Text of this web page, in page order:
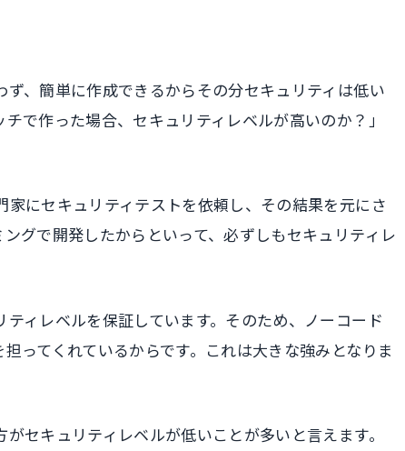
、簡単に作成できるからその分セキュリティは低い
で作った場合、セキュリティレベルが高いのか？」
にセキュリティテストを依頼し、その結果を元にさ
グで開発したからといって、必ずしもセキュリティレ
ィレベルを保証しています。そのため、ノーコード
ってくれているからです。これは大きな強みとなりま
セキュリティレベルが低いことが多いと言えます。